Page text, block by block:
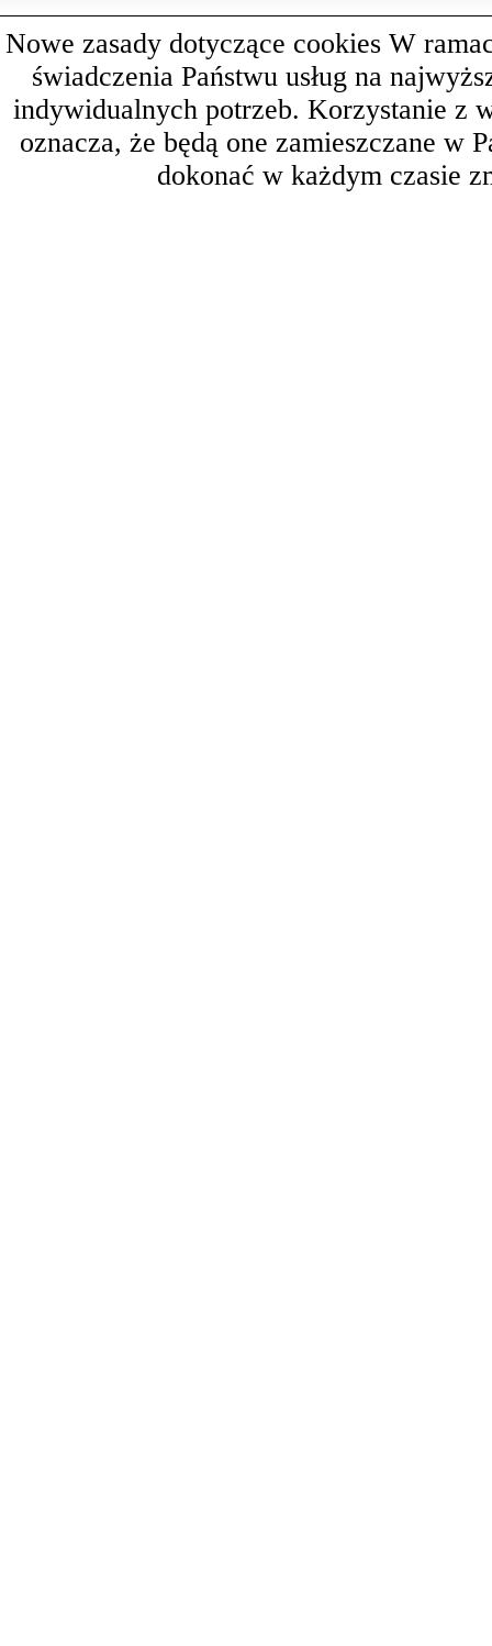
Nowe zasady dotyczące cookies W
świadczenia Państwu usług na
indywidualnych potrzeb. Korzystanie z
oznacza, że będą one zamieszczane w
dokonać w każdym czasie